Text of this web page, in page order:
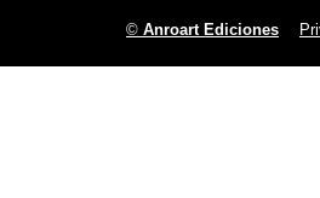
© Anroart Ediciones